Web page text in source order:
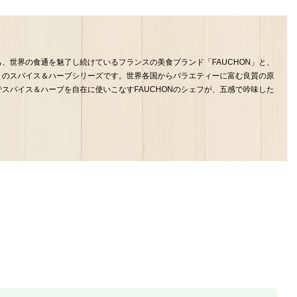
世界の食通を魅了し続けているフランスの美食ブランド「FAUCHON」と、
スパイス＆ハーブシリーズです。世界各国からバラエティーに富む良質の原
パイス＆ハーブを自在に使いこなすFAUCHONのシェフが、五感で吟味した